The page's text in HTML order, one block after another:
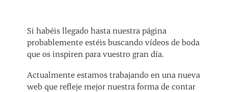
Si habéis llegado hasta nuestra página
probablemente estéis buscando vídeos de boda
que os inspiren para vuestro gran día.
Actualmente estamos trabajando en una nueva
web que refleje mejor nuestra forma de contar